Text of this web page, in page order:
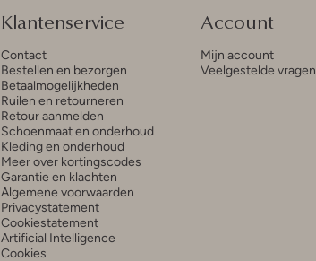
Klantenservice
Contact
Bestellen en bezorgen
Betaalmogelijkheden
Ruilen en retourneren
Retour aanmelden
Schoenmaat en onderhoud
Kleding en onderhoud
Meer over kortingscodes
Garantie en klachten
Algemene voorwaarden
Privacystatement
Cookiestatement
Artificial Intelligence
Cookies
Account
Mijn account
Veelgestelde vragen